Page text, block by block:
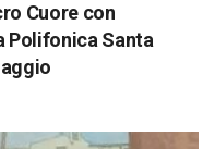
Cuore con
Polifonica Santa